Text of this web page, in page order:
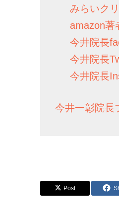
みらいク
amazon著
今井院長
今井院長
今井院長
今井一彰院長
Post